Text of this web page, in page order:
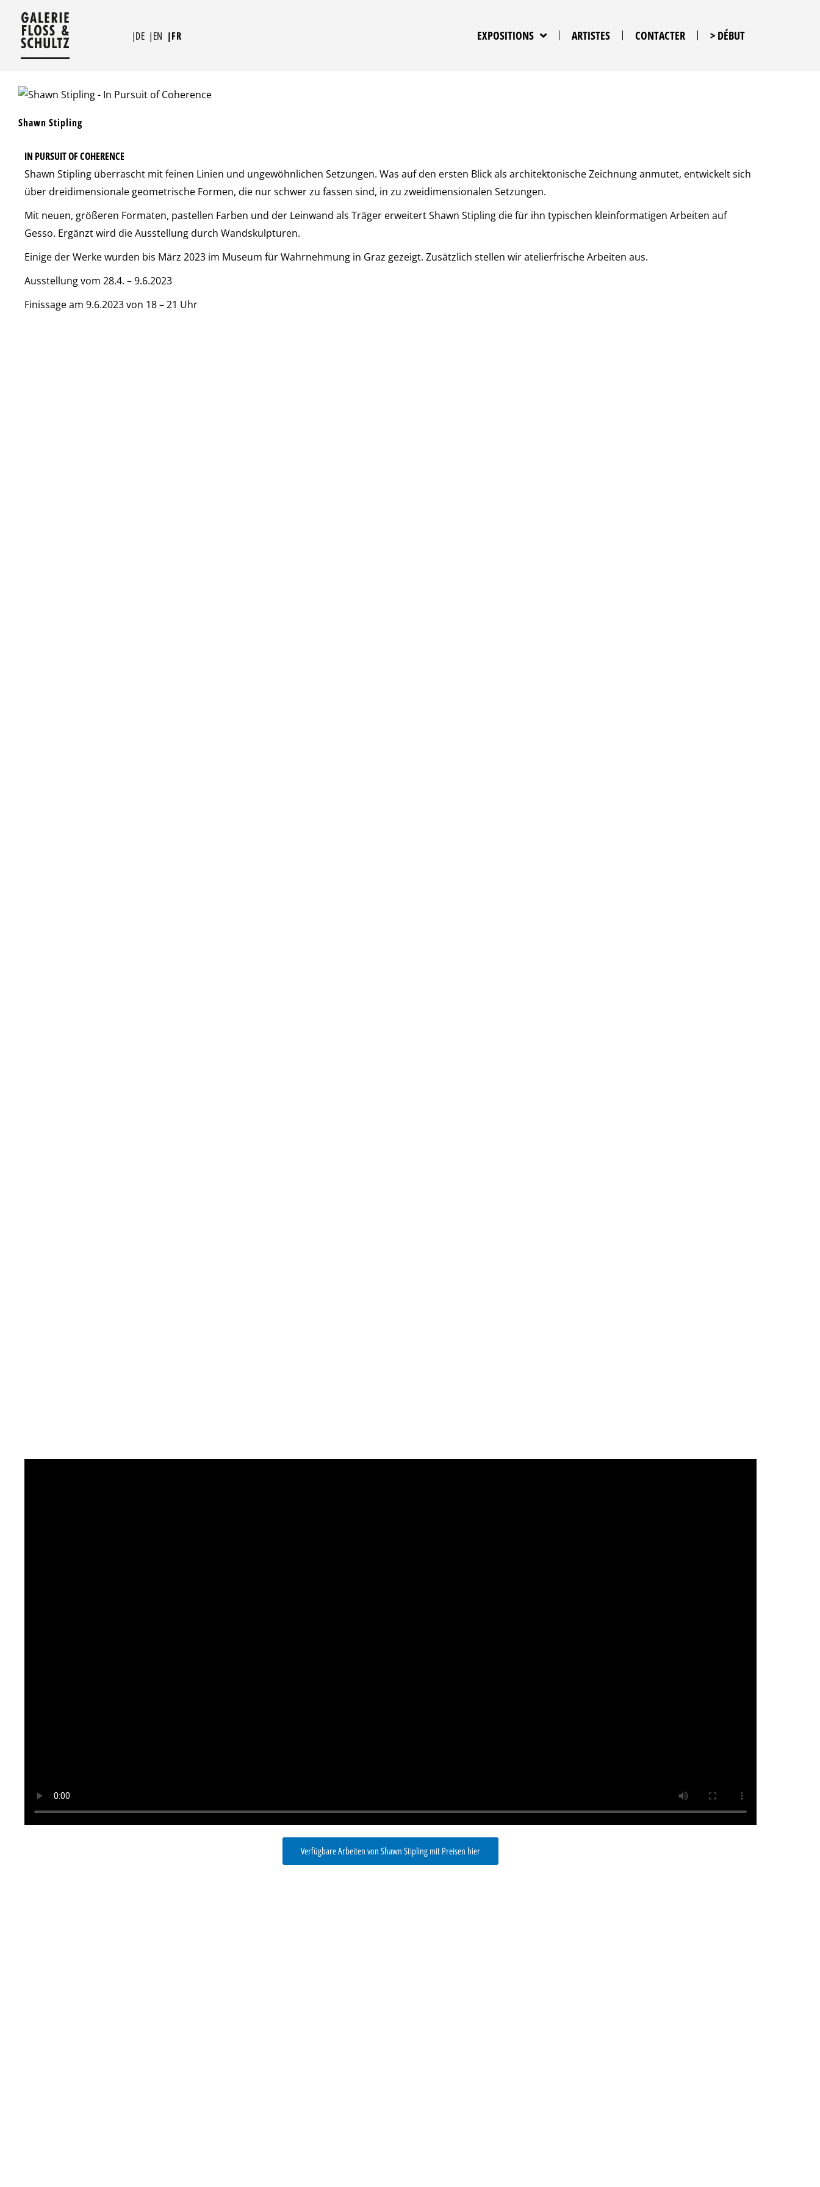
contenu
|DE |EN |FR EXPOSITIONS ARTISTES CONTACTER > DÉBUT
Shawn Stipling
IN PURSUIT OF COHERENCE
Shawn Stipling überrascht mit feinen Linien und ungewöhnlichen Setzungen. Was auf den ersten Blick als architektonische Zeichnung anmutet, entwickelt sich
über dreidimensionale geometrische Formen, die nur schwer zu fassen sind, in zu zweidimensionalen Setzungen.
Mit neuen, größeren Formaten, pastellen Farben und der Leinwand als Träger erweitert Shawn Stipling die für ihn typischen kleinformatigen Arbeiten auf
Gesso. Ergänzt wird die Ausstellung durch Wandskulpturen.
Einige der Werke wurden bis März 2023 im Museum für Wahrnehmung in Graz gezeigt. Zusätzlich stellen wir atelierfrische Arbeiten aus.
Ausstellung vom 28.4. – 9.6.2023
Finissage am 9.6.2023 von 18 – 21 Uhr
Verfügbare Arbeiten von Shawn Stipling mit Preisen hier